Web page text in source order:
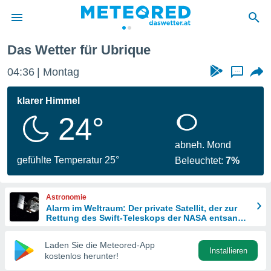
wurde
dass
sind.
diese
Das Wetter für Ubrique
04:36 Montag ...
klarer Himmel
24°
gefühlte Temperatur 25°
abneh. Mond
Beleuchtet:7%
Astronomie
Alarm im Weltraum: Der private Satellit, der zur
Rettung des Swift-Teleskops der NASA entsandt
Laden Sie die Meteored-App
kostenlos herunter!
Installieren